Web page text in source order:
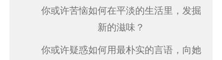
你或许苦恼如何在平淡的生活里，发掘
新的滋味？
你或许疑惑如何用最朴实的言语，向她